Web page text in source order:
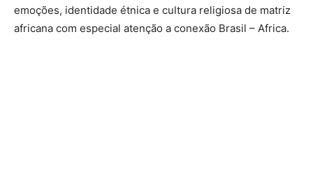
emoções, identidade étnica e cultura religiosa de matriz
africana com especial atenção a conexão Brasil – Africa.